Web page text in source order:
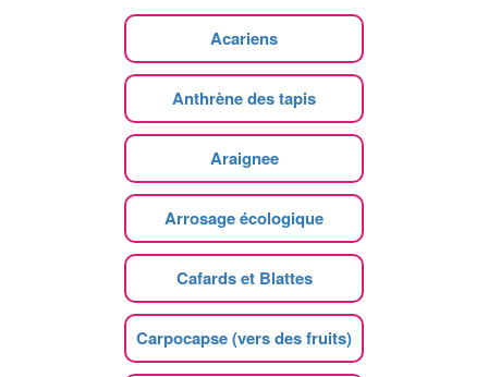
Acariens
Anthrène des tapis
Araignee
Arrosage écologique
Cafards et Blattes
Carpocapse (vers des fruits)